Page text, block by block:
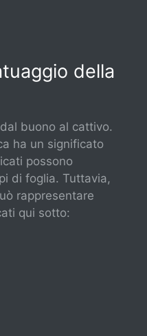
della
buono al cattivo.
ha un significato
possono
di foglia. Tuttavia,
rappresentare
qui sotto: